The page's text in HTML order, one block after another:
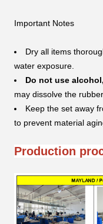
Important Notes
Dry all items
water exposure.
Do not use
may dissolve the
Keep the set away
to prevent material
Production